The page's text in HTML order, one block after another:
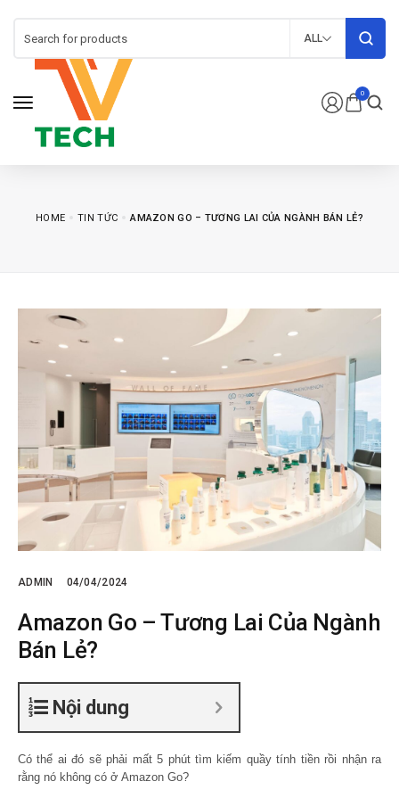
0
ALL
HOME TIN TỨC AMAZON GO – TƯƠNG LAI CỦA NGÀNH BÁN LẺ?
ADMIN 04/04/2024
Amazon Go – Tương Lai Của Ngành
Bán Lẻ?
Nội dung
Có thể ai đó sẽ phải mất 5 phút tìm kiếm quầy tính tiền rồi nhận ra
rằng nó không có ở Amazon Go?